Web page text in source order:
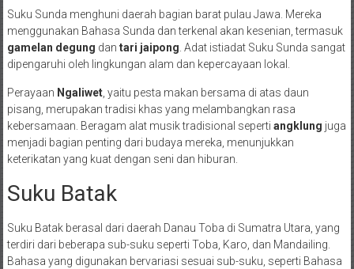
Suku Sunda menghuni daerah bagian barat pulau Jawa. Mereka
menggunakan Bahasa Sunda dan terkenal akan kesenian, termasuk
gamelan degung dan tari jaipong. Adat istiadat Suku Sunda sangat
dipengaruhi oleh lingkungan alam dan kepercayaan lokal.
Perayaan Ngaliwet, yaitu pesta makan bersama di atas daun
pisang, merupakan tradisi khas yang melambangkan rasa
kebersamaan. Beragam alat musik tradisional seperti angklung juga
menjadi bagian penting dari budaya mereka, menunjukkan
keterikatan yang kuat dengan seni dan hiburan.
Suku Batak
Suku Batak berasal dari daerah Danau Toba di Sumatra Utara, yang
terdiri dari beberapa sub-suku seperti Toba, Karo, dan Mandailing.
Bahasa yang digunakan bervariasi sesuai sub-suku, seperti Bahasa